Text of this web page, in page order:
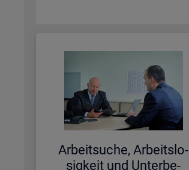
Ar­beit­su­che, Ar­beits­lo­
sig­keit und Un­ter­be­